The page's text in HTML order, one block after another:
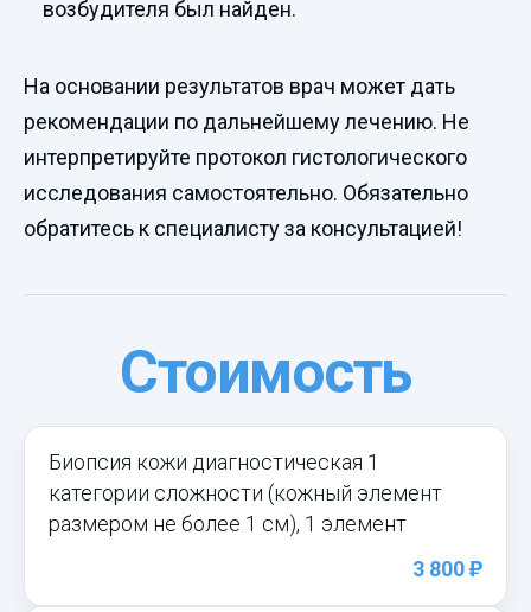
возбудителя был найден.
На основании результатов врач может дать
рекомендации по дальнейшему лечению. Не
интерпретируйте протокол гистологического
исследования самостоятельно. Обязательно
обратитесь к специалисту за консультацией!
Стоимость
Биопсия кожи диагностическая 1
категории сложности (кожный элемент
размером не более 1 см), 1 элемент
3 800)